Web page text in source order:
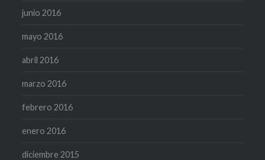
junio 2016
mayo 2016
abril 2016
marzo 2016
febrero 2016
enero 2016
diciembre 2015